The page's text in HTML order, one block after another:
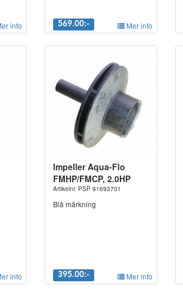
info 569.00:- Mer info
info
Impeller Aqua-Flo
FMHP/FMCP, 2.0HP
Artikelnr. PSP 91693701
Blå märkning
395.00:- Mer info